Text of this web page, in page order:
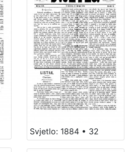
Svjetlo: 1884 • 32